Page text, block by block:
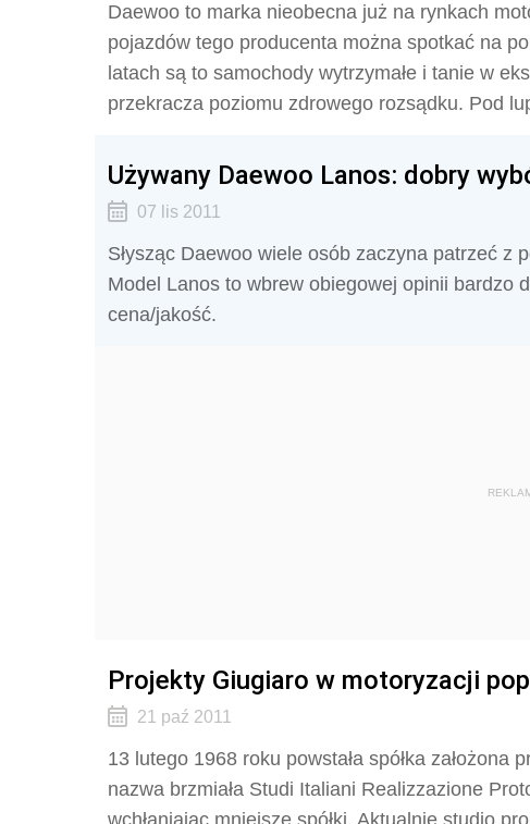
Daewoo to marka nieobecna już na rynkach
pojazdów tego producenta można spotkać na
latach są to samochody wytrzymałe i tanie w
przekracza poziomu zdrowego rozsądku. Pod
Używany Daewoo Lanos: dobry
07 lis 2011
Słysząc Daewoo wiele osób zaczyna patrzeć z
Model Lanos to wbrew obiegowej opinii bardzo
cena/jakość.
Projekty Giugiaro w motoryzacji
21 paź 2011
13 lutego 1968 roku powstała spółka
nazwa brzmiała Studi Italiani Realizzazione
wchłaniąjąc mniejsze spółki. Aktualnie studio